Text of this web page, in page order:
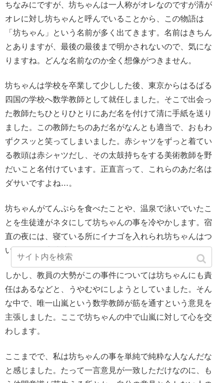
ちなみにですが、坊ちゃんは一人称がオレなのですが清が
オレに対し坊ちゃんと呼んでいることから、この物語は
「坊ちゃん」という名前が多く出てきます。名前はきちん
とありますが、最後の最後まで明かされないので、気にな
りますね。どんな名前なのか全く想像がつきません。
坊ちゃんは学校を卒業して少しした後、東京からはるばる
四国の学校へ数学教師として就任しました。そこで出会っ
た教師たちひとりひとりにあだ名を付けて清に手紙を送り
ました。この教師たちのあだ名がなんとも適当で、おもわ
ずクスッと笑ってしまいました。赤シャツをずっと着てい
る教頭は赤シャツだし、その太鼓持ちをする美術教師を野
だいこと名付けています。正直言って、これらのあだ名は
ダサいですよね…。
坊ちゃんがてんぷらを食べたことや、温泉で泳いでいたこ
とを生徒達がネタにして坊ちゃんの事を冷やかします。宿
直の夜には、寝ている所にイナゴを入れられ坊ちゃんはつ
いに怒り、生徒達の処罰を教員たちに訴えます。
しかし、教員の大勢がこの事件については坊ちゃんにも責
任はあるなどと、うやむやにしようとしていました。そん
な中で、唯一山嵐という数学教師が筋を通すという意見を
主張しました。ここで坊ちゃんの中で山嵐に対して心を交
わします。
ここまでで、私は坊ちゃんの事を単純で純粋な人なんだな
と感じました。たって一言意見が一致しただけなのに、も